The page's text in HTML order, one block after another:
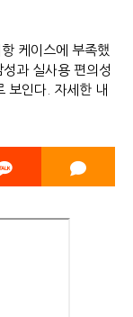
케이스에 부족했
과 실사용 편의성
보인다. 자세한 내